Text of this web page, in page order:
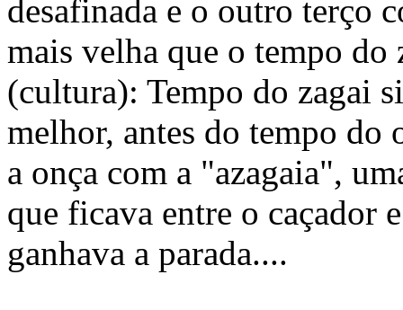
desafinada e o outro terço
mais velha que o tempo do
(cultura): Tempo do zagai
melhor, antes do tempo do
a onça com a "azagaia",
que ficava entre o caçador
ganhava a parada....